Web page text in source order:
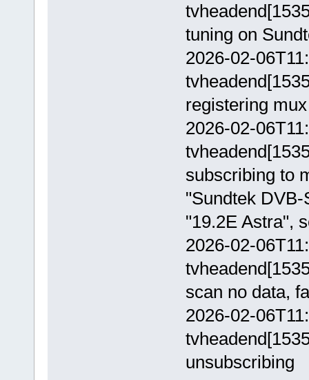
tuning on
2026-02-
registering
2026-02-
subscribing to
"Sundtek
"19.2E Astra",
2026-02-
scan no data,
2026-02-
unsubscribing